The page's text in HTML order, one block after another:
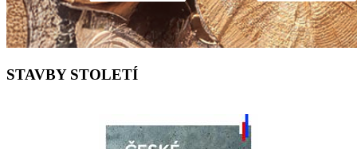
STAVBY STOLETÍ